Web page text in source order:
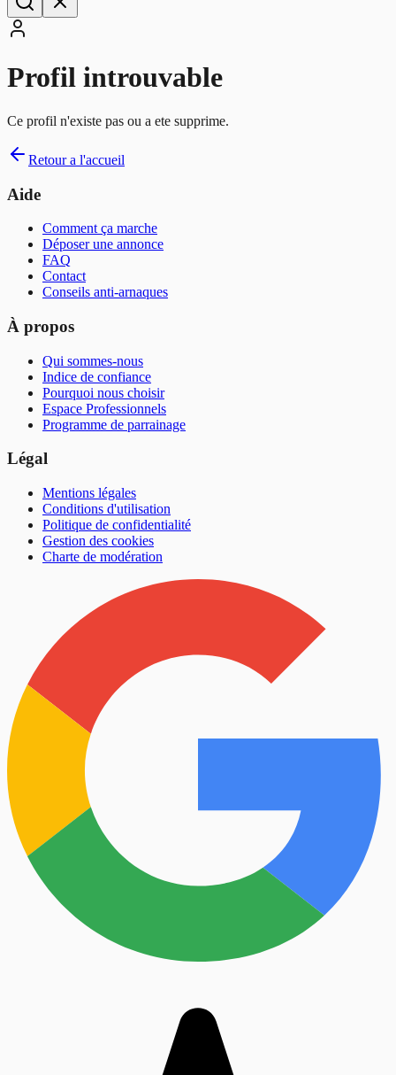
Profil introuvable
Ce profil n'existe pas ou a ete supprime.
Retour a l'accueil
Aide
Comment ça marche
Déposer une annonce
FAQ
Contact
Conseils anti-arnaques
À propos
Qui sommes-nous
Indice de confiance
Pourquoi nous choisir
Espace Professionnels
Programme de parrainage
Légal
Mentions légales
Conditions d'utilisation
Politique de confidentialité
Gestion des cookies
Charte de modération